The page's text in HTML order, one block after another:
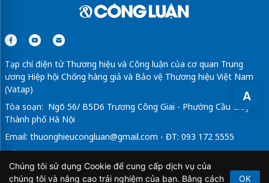
A
Tạp chí điện tử Thương hiệu và Công luận của cơ quan Trung
ương Hiệp hội Chống hàng giả và Bảo vệ Thương hiệu Việt Nam
(Vatap)
Tòa soạn: Ngõ 56/ B5D6 Trương Công Giai - Phường Cầu Giấy -
Thành phố Hà Nội
Email: thuonghieucongluan@gmail.com - ĐT: 093 172 5555
Tổng Biên Tập: Vũ Đức Thuận
Giấy phép hoạt động báo chí điện tử số 64/GP-BTTTT do Bộ
Chúng tôi sử dụng Cookie để cung cấp dịch vụ của
chúng tôi và nâng cao trải nghiệm của bạn. Bằng cách
OK